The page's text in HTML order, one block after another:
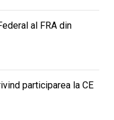
al FRA din
participarea la CE